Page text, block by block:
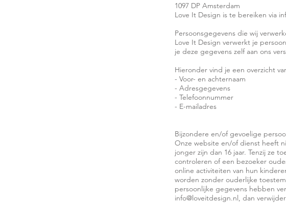
1097 DP Amsterdam
Love It Design is te bereiken via
Persoonsgegevens die wij
Love It Design verwerkt je
je deze gegevens zelf aan ons
Hieronder vind je een overzicht
- Voor- en achternaam
- Adresgegevens
- Telefoonnummer
- E-mailadres
Bijzondere en/of gevoelige
Onze website en/of dienst heeft
jonger zijn dan 16 jaar. Tenzij ze
controleren of een bezoeker
online activiteiten van hun
worden zonder ouderlijke
persoonlijke gegevens hebben
info@loveitdesign.nl, dan